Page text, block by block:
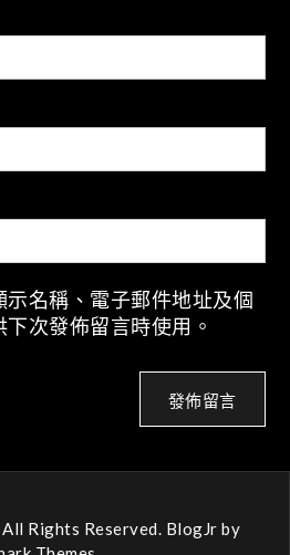
名稱、電子郵件地址及個
次發佈留言時使用。
Rights Reserved. BlogJr by